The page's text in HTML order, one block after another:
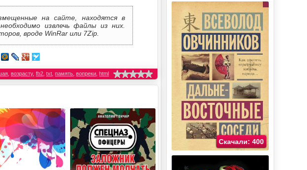
на сайте, находятся в
извлечь файлы из них.
вроде WinRar или 7Zip.
,возрасту,fb2 ,txt ,память ,вопреки ,html
Скачали: 400